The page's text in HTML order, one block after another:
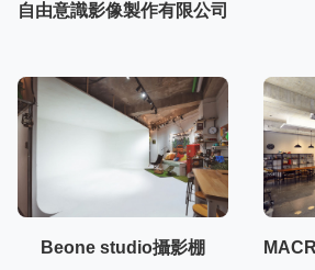
自由意識影像製作有限公司
Beone studio攝影棚